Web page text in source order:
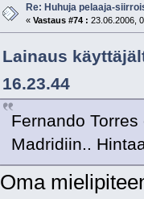
Re: Huhuja pelaaja-
« Vastaus #74 : 23.06.2006,
Lainaus
16.23.44
Fernando
Madridiin..
Oma